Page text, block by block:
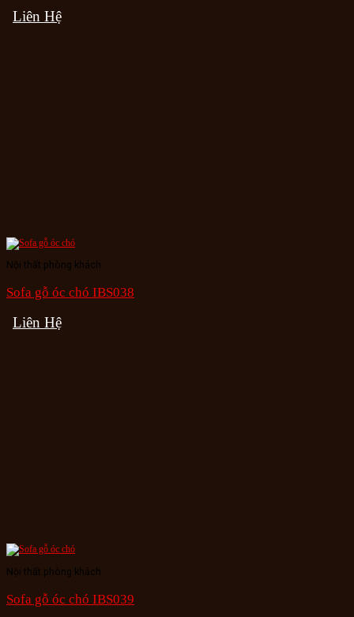
Liên Hệ
Nội thất phòng khách
Sofa gỗ óc chó IBS038
Liên Hệ
Nội thất phòng khách
Sofa gỗ óc chó IBS039